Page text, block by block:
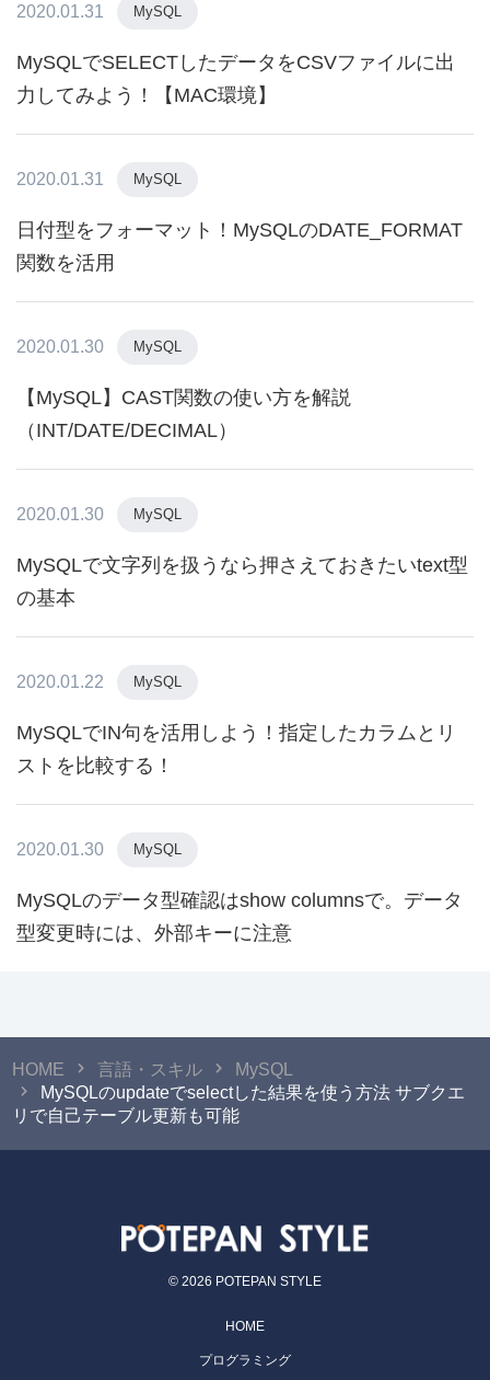
2020.01.31 MySQL
MySQLでSELECTしたデータをCSVファイルに出
力してみよう！【MAC環境】
2020.01.31 MySQL
日付型をフォーマット！MySQLのDATE_FORMAT
関数を活用
2020.01.30 MySQL
【MySQL】CAST関数の使い方を解説
（INT/DATE/DECIMAL）
2020.01.30 MySQL
MySQLで文字列を扱うなら押さえておきたいtext型
の基本
2020.01.22 MySQL
MySQLでIN句を活用しよう！指定したカラムとリ
ストを比較する！
2020.01.30 MySQL
MySQLのデータ型確認はshow columnsで。データ
型変更時には、外部キーに注意
HOME 言語・スキル
MySQL
MySQLのupdateでselectした結果を使う方法 サブクエ
リで自己テーブル更新も可能
© 2026 POTEPAN STYLE
HOME
プログラミング